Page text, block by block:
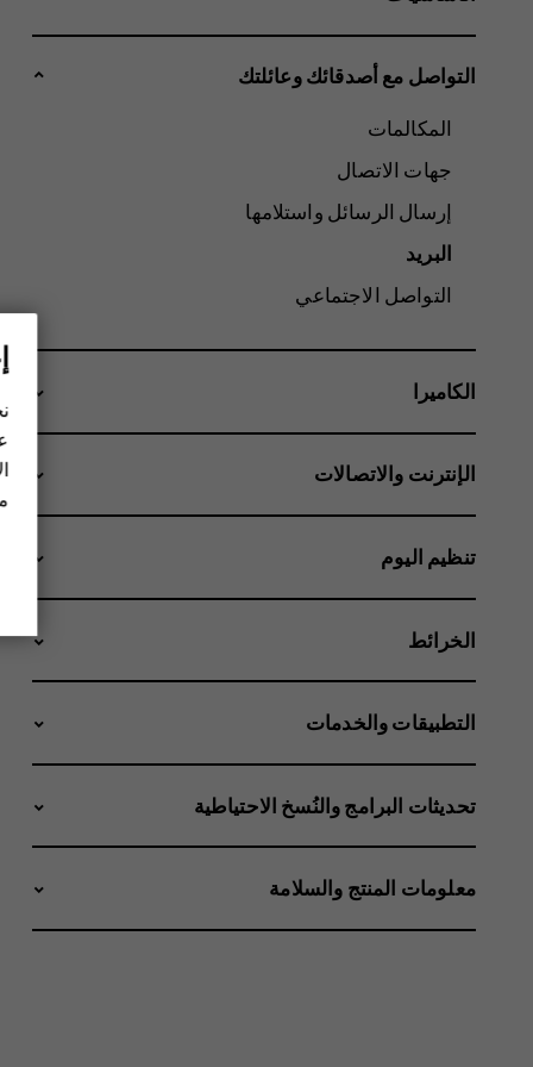
التواصل مع أصدقائك وعائلتك
المكالمات
جهات الاتصال
إرسال الرسائل واستلامها
البريد
التواصل الاجتماعي
الكاميرا
الإنترنت والاتصالات
تنظيم اليوم
الخرائط
التطبيقات والخدمات
تحديثات البرامج والنُسخ الاحتياطية
معلومات المنتج والسلامة